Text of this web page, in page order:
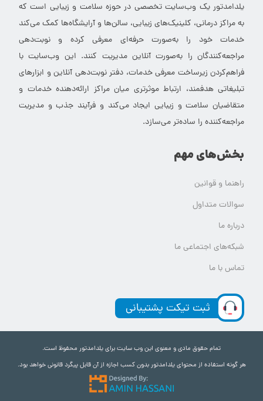
یلدامدتور یک وب‌سایت تخصصی در حوزه سلامت و زیبایی است که
به مراکز درمانی، کلینیک‌های زیبایی، سالن‌ها و آرایشگاه‌ها کمک می‌کند
خدمات خود را به‌صورت حرفه‌ای معرفی کرده و نوبت‌دهی
مراجعه‌کنندگان را به‌صورت آنلاین مدیریت کنند. این وب‌سایت با
فراهم‌کردن زیرساخت معرفی خدمات، دفتر نوبت‌دهی آنلاین و ابزارهای
تبلیغاتی هدفمند، ارتباط موثرتری میان مراکز ارائه‌دهنده خدمات و
متقاضیان سلامت و زیبایی ایجاد می‌کند و فرآیند جذب و مدیریت
مراجعه‌کننده را ساده‌تر می‌سازد.
بخش‌های مهم
راهنما و قوانین
سوالات متداول
درباره ما
شبکه‌های اجتماعی ما
تماس با ما
ثبت تیکت پشتیبانی
تمام حقوق مادی و معنوی این وب سایت برای یلدامدتور محفوظ است.
هر گونه استفاده از محتوای یلدامدتور بدون کسب اجازه از آن قابل پیگرد قانونی خواهد بود.